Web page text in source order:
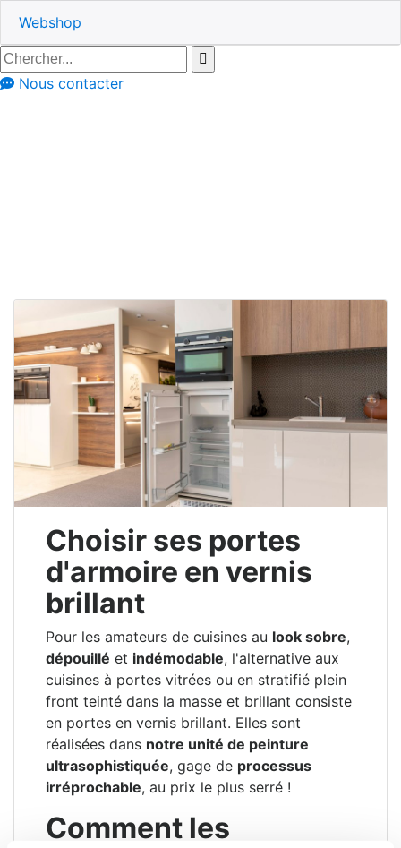
Webshop
Nous contacter
laquées et
brillantes
Choisir ses portes
d'armoire en vernis
brillant
Pour les amateurs de cuisines au look sobre,
dépouillé et indémodable, l'alternative aux
cuisines à portes vitrées ou en stratifié plein
front teinté dans la masse et brillant consiste
en portes en vernis brillant. Elles sont
réalisées dans notre unité de peinture
ultrasophistiquée, gage de processus
irréprochable, au prix le plus serré !
Comment les